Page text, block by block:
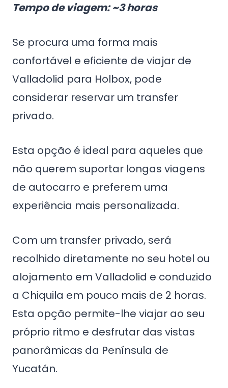
Tempo de viagem: ~3 horas
Se procura uma forma mais
confortável e eficiente de viajar de
Valladolid para Holbox, pode
considerar reservar um transfer
privado.
Esta opção é ideal para aqueles que
não querem suportar longas viagens
de autocarro e preferem uma
experiência mais personalizada.
Com um transfer privado, será
recolhido diretamente no seu hotel ou
alojamento em Valladolid e conduzido
a Chiquila em pouco mais de 2 horas.
Esta opção permite-lhe viajar ao seu
próprio ritmo e desfrutar das vistas
panorâmicas da Península de
Yucatán.